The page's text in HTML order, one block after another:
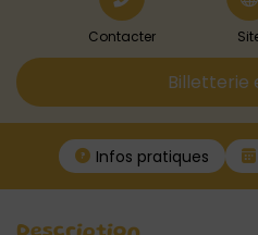
Contacter
Billetterie
Infos pratiques